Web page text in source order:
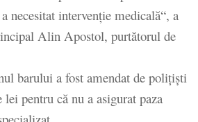
necesitat intervenţie medicală“, a
Alin Apostol, purtătorul de
barului a fost amendat de poliţişti
pentru că nu a asigurat paza